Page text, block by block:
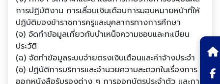
การปฏิบัติงาน การเลื่อนเงินเดือนการมอบหมายหน้าที่ให้
ปฏิบัติของข้าราชการครูและบุคลากรทางการศึกษา
(จ) จัดทําข้อมูลเกี่ยวกับบําเหน็จความชอบและทะเบียน
ประวัติ
(ฉ) จัดทําข้อมูลระบบจ่ายตรงเงินเดือนและค่าจ้างประจํา
(ช) ปฏิบัติการบริการและอํานวยความสะดวกในเรื่องการ
ออกหนังสือรับรองต่าง ๆ การออกบัตรประจําตัว และการ